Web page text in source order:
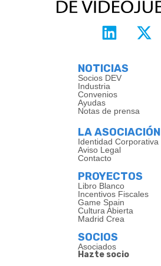
NOTICIAS
Socios DEV
Industria
Convenios
Ayudas
Notas de prensa
LA ASOCIACIÓN
Identidad Corporativa
Aviso Legal
Contacto
PROYECTOS
Libro Blanco
Incentivos Fiscales
Game Spain
Cultura Abierta
Madrid Crea
SOCIOS
Asociados
Hazte socio